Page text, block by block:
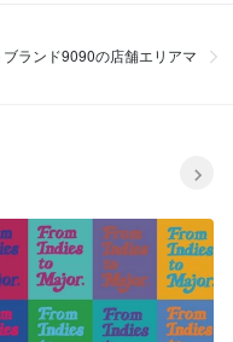
ランド9090の店舗エリアマ